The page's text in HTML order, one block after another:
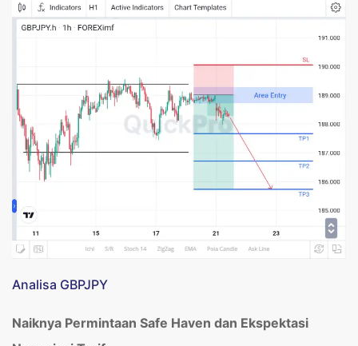
Analisa GBPJPY
Naiknya Permintaan Safe Haven dan Ekspektasi